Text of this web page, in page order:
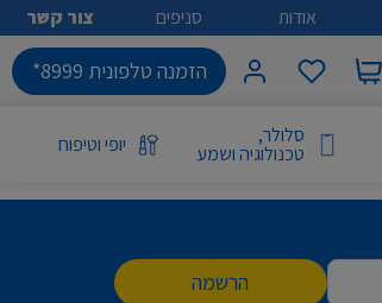
אודות סניפים צור קשר
הזמנה טלפונית 8999*
סלולר,
טכנולוגיה ושמע יופי וטיפוח
הרשמה